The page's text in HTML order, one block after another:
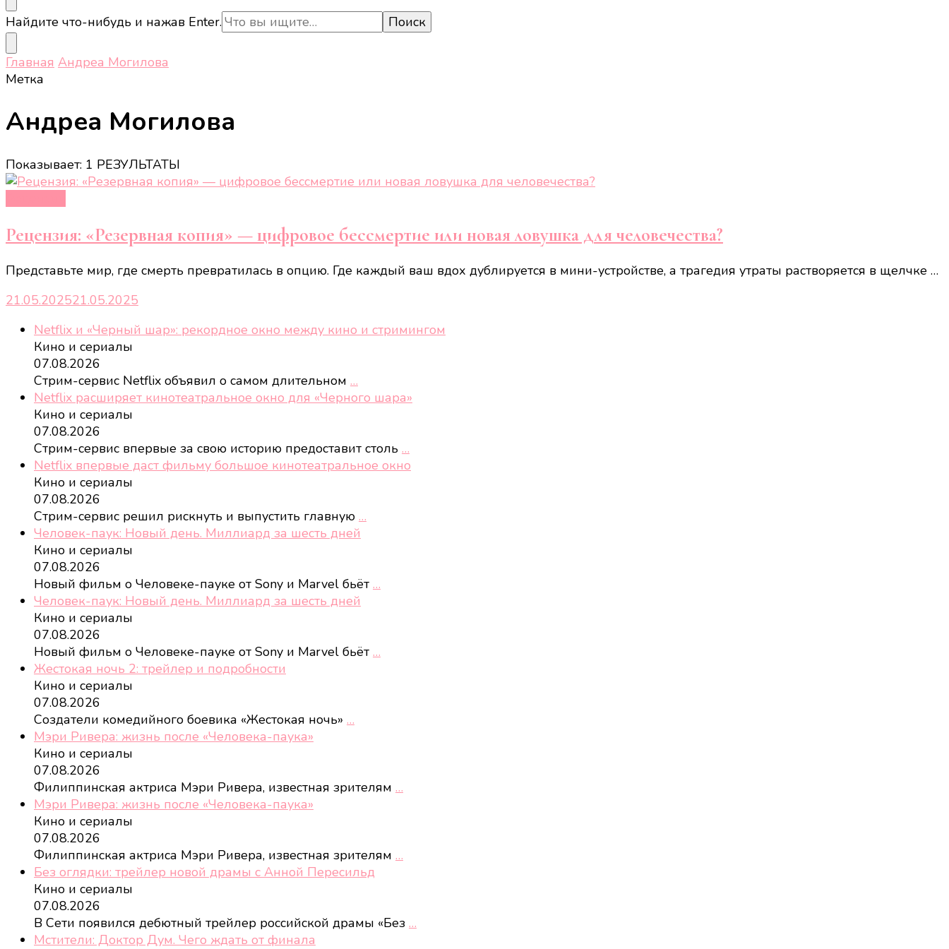
Ищите
что-
то?
Найдите что-нибудь и нажав Enter.
Главная Андреа Могилова
Метка
Андреа Могилова
Показывает: 1 РЕЗУЛЬТАТЫ
Рецензия: «Резервная копия» — цифровое бессмертие или новая ловушка для человечества?
Представьте мир, где смерть превратилась в опцию. Где каждый ваш вдох дублируется в мини-устройстве, а трагедия утраты растворяется в щелчке …
21.05.202521.05.2025
Netflix и «Черный шар»: рекордное окно между кино и стримингом
Кино и сериалы
07.08.2026
Стрим-сервис Netflix объявил о самом длительном …
Netflix расширяет кинотеатральное окно для «Черного шара»
Кино и сериалы
07.08.2026
Стрим-сервис впервые за свою историю предоставит столь …
Netflix впервые даст фильму большое кинотеатральное окно
Кино и сериалы
07.08.2026
Стрим-сервис решил рискнуть и выпустить главную …
Человек-паук: Новый день. Миллиард за шесть дней
Кино и сериалы
07.08.2026
Новый фильм о Человеке-пауке от Sony и Marvel бьёт …
Человек-паук: Новый день. Миллиард за шесть дней
Кино и сериалы
07.08.2026
Новый фильм о Человеке-пауке от Sony и Marvel бьёт …
Жестокая ночь 2: трейлер и подробности
Кино и сериалы
07.08.2026
Создатели комедийного боевика «Жестокая ночь» …
Мэри Ривера: жизнь после «Человека-паука»
Кино и сериалы
07.08.2026
Филиппинская актриса Мэри Ривера, известная зрителям …
Мэри Ривера: жизнь после «Человека-паука»
Кино и сериалы
07.08.2026
Филиппинская актриса Мэри Ривера, известная зрителям …
Без оглядки: трейлер новой драмы с Анной Пересильд
Кино и сериалы
07.08.2026
В Сети появился дебютный трейлер российской драмы «Без …
Мстители: Доктор Дум. Чего ждать от финала